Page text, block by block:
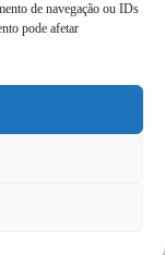
de navegação ou IDs
pode afetar
da Vitória -
12:00h às